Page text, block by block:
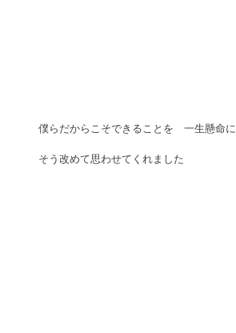
僕らだからこそできることを　一生懸命
そう改めて思わせてくれました